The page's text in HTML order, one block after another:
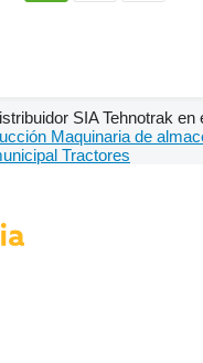
SIA Tehnotrak
Maquinaria de
Tractores